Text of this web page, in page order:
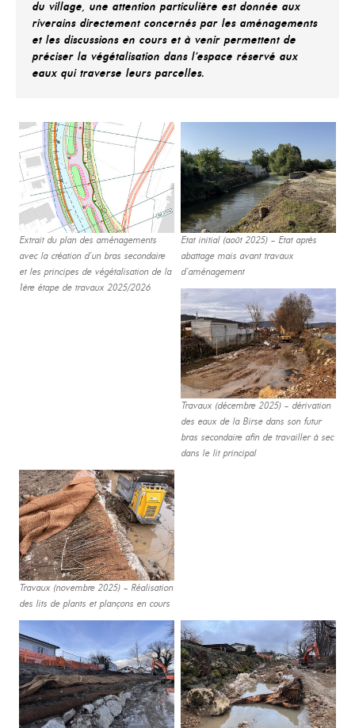
du village, une attention particulière est donnée aux
riverains directement concernés par les aménagements
et les discussions en cours et à venir permettent de
préciser la végétalisation dans l’espace réservé aux
eaux qui traverse leurs parcelles.
Extrait du plan des aménagements
avec la création d’un bras secondaire
et les principes de végétalisation de la
1ère étape de travaux 2025/2026
Etat initial (août 2025) – Etat après
abattage mais avant travaux
d’aménagement
Travaux (décembre 2025) – dérivation
des eaux de la Birse dans son futur
bras secondaire afin de travailler à sec
dans le lit principal
Travaux (novembre 2025) – Réalisation
des lits de plants et plançons en cours